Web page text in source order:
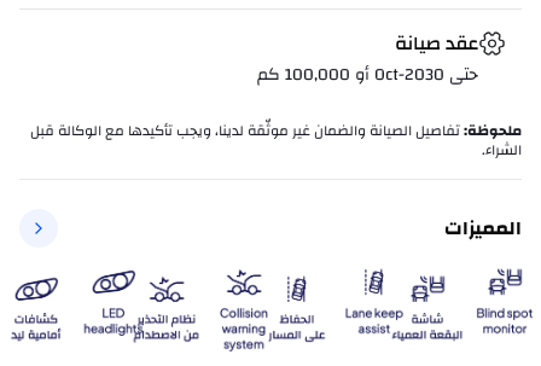
عقد صيانة
حتى Oct-2030 أو 100,000 كم
ملحوظة:تفاصيل الصيانة والضمان غير موثّقة لدينا، ويجب تأكيدها مع الوكالة قبل
الشراء.
المميزات